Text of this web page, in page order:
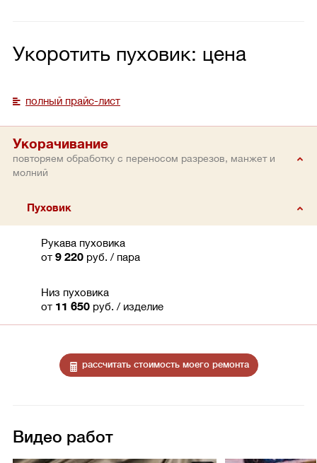
Укоротить пуховик: цена
полный прайс-лист
Укорачивание
повторяем обработку с переносом разрезов, манжет и
молний
Пуховик
Рукава пуховика
от 9 220 руб. / пара
Низ пуховика
от 11 650 руб. / изделие
рассчитать стоимость моего ремонта
Видео работ